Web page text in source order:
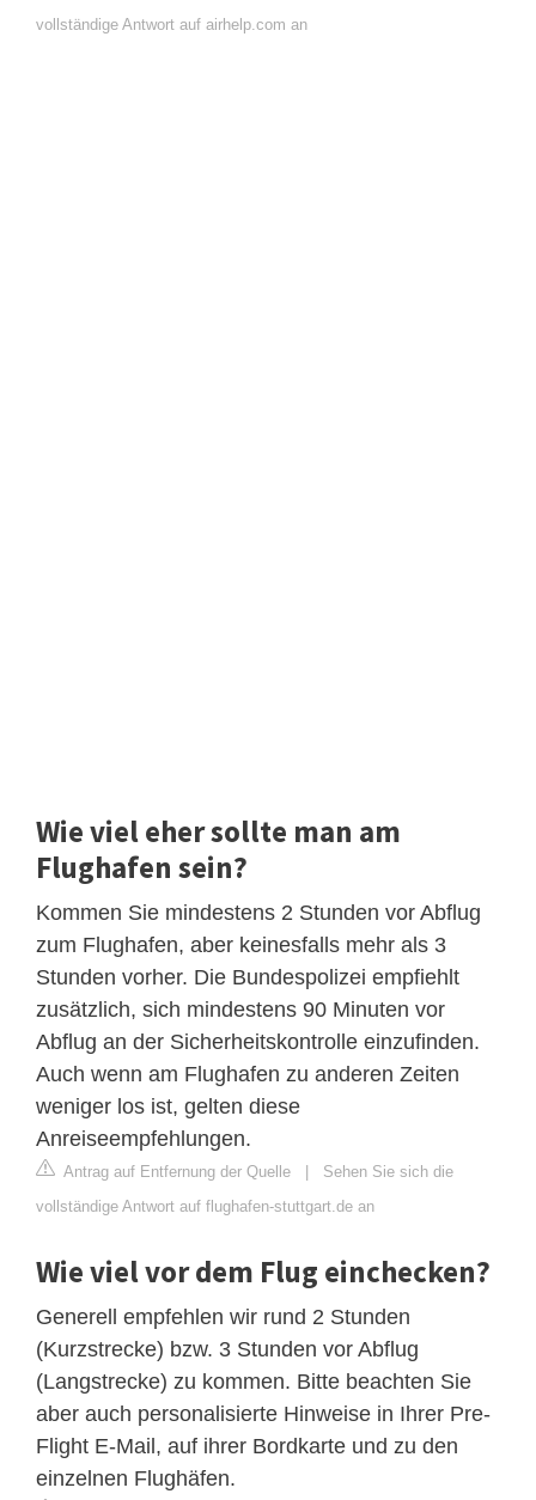
vollständige Antwort auf airhelp.com an
Wie viel eher sollte man am
Flughafen sein?
Kommen Sie mindestens 2 Stunden vor Abflug
zum Flughafen, aber keinesfalls mehr als 3
Stunden vorher. Die Bundespolizei empfiehlt
zusätzlich, sich mindestens 90 Minuten vor
Abflug an der Sicherheitskontrolle einzufinden.
Auch wenn am Flughafen zu anderen Zeiten
weniger los ist, gelten diese
Anreiseempfehlungen.
Antrag auf Entfernung der Quelle | Sehen Sie sich die
vollständige Antwort auf flughafen-stuttgart.de an
Wie viel vor dem Flug einchecken?
Generell empfehlen wir rund 2 Stunden
(Kurzstrecke) bzw. 3 Stunden vor Abflug
(Langstrecke) zu kommen. Bitte beachten Sie
aber auch personalisierte Hinweise in Ihrer Pre-
Flight E-Mail, auf ihrer Bordkarte und zu den
einzelnen Flughäfen.